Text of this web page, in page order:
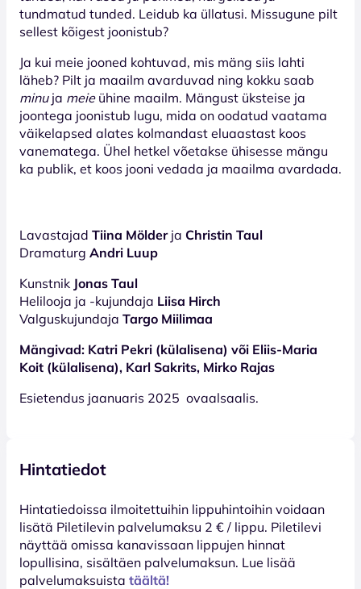
tundmatud tunded. Leidub ka üllatusi. Missugune pilt
sellest kõigest joonistub?
Ja kui meie jooned kohtuvad, mis mäng siis lahti
läheb? Pilt ja maailm avarduvad ning kokku saab
minuja meieühine maailm. Mängust üksteise ja
joontega joonistub lugu, mida on oodatud vaatama
väikelapsed alates kolmandast eluaastast koos
vanematega. Ühel hetkel võetakse ühisesse mängu
ka publik, et koos jooni vedada ja maailma avardada.
Lavastajad Tiina Mölderja Christin Taul
Dramaturg Andri Luup
Kunstnik Jonas Taul
Helilooja ja -kujundaja Liisa Hirch
Valguskujundaja Targo Miilimaa
Mängivad: Katri Pekri (külalisena) või Eliis-Maria
Koit (külalisena), Karl Sakrits, Mirko Rajas
Esietendus jaanuaris 2025 ovaalsaalis.
Hintatiedot
Hinta­tiedoissa ilmoitettuihin lippuhintoihin voidaan
lisätä Piletilevin palvelumaksu 2 € / lippu. Piletilevi
näyttää omissa kanavissaan lippujen hinnat
lopullisina, sisältäen palvelumaksun. Lue lisää
palvelumaksuista täältä!